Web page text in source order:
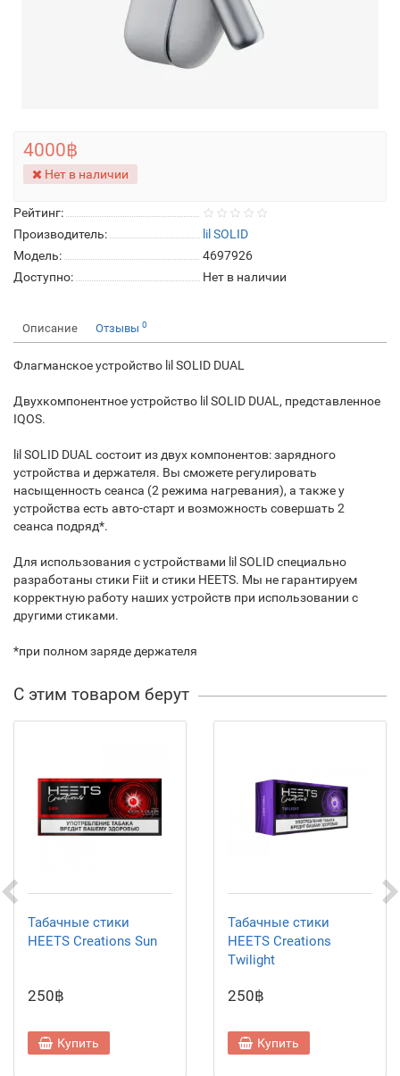
Рейтинг:
Производитель:
lil SOLID
Модель:
4697926
Доступно:
Нет в наличии
4000฿
Нет в наличии
Описание Отзывы 0
Флагманское устройство lil SOLID DUAL
Двухкомпонентное устройство lil SOLID DUAL, представленное
IQOS.
lil SOLID DUAL состоит из двух компонентов: зарядного
устройства и держателя. Вы сможете регулировать
насыщенность сеанса (2 режима нагревания), а также у
устройства есть авто-старт и возможность совершать 2
сеанса подряд*.
Для использования с устройствами lil SOLID специально
разработаны стики Fiit и стики HEETS. Мы не гарантируем
корректную работу наших устройств при использовании с
другими стиками.
*при полном заряде держателя
С этим товаром берут
Табачные стики
HEETS Creations Sun
250฿
Купить
Табачные стики
HEETS Creations
Twilight
250฿
Купить